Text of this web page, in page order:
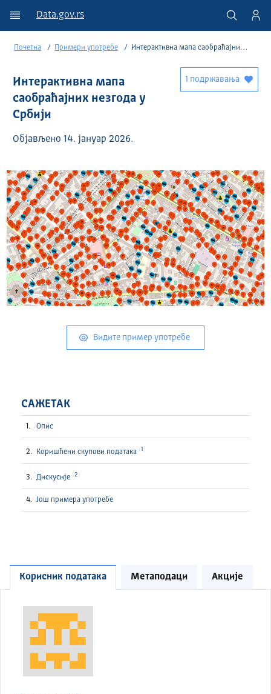
Data.gov.rs
Почетна Примери употребе Интерактивна мапа саобраћајних незгода у Србији
Интерактивна мапа
саобраћајних незгода у
Србији
Објављено 14. јануар 2026.
1 подржавања
Видите пример употребе
САЖЕТАК
Опис
Коришћени скупови података 1
Дискусије 2
Још примера употребе
Корисник података Метаподаци Акције